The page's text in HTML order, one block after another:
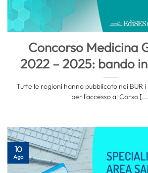
Concorso Medicina
2022 – 2025: bando
Tutte le regioni hanno pubblicato nei BUR
per l’accesso al Corso
10
Ago